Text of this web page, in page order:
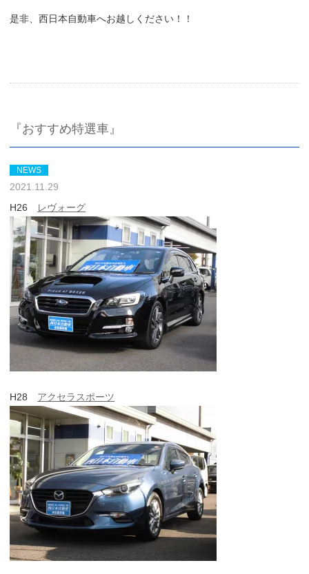
是非、西日本自動車へお越しください！！
『おすすめ特選車』
NEWS
2021.11.29
H26
レヴォーグ
H28 アクセラスポーツ